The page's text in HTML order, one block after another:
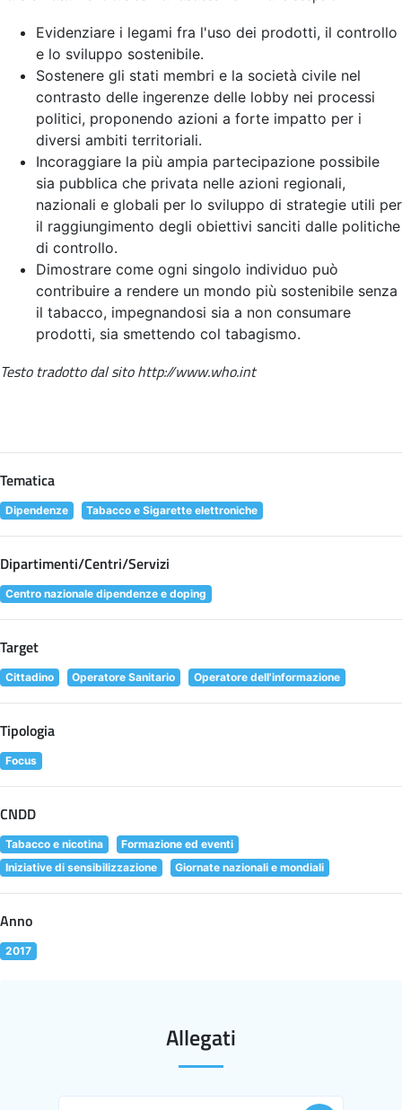
Evidenziare i legami fra l'uso dei prodotti, il controllo
e lo sviluppo sostenibile.
Sostenere gli stati membri e la società civile nel
contrasto delle ingerenze delle lobby nei processi
politici, proponendo azioni a forte impatto per i
diversi ambiti territoriali.
Incoraggiare la più ampia partecipazione possibile
sia pubblica che privata nelle azioni regionali,
nazionali e globali per lo sviluppo di strategie utili per
il raggiungimento degli obiettivi sanciti dalle politiche
di controllo.
Dimostrare come ogni singolo individuo può
contribuire a rendere un mondo più sostenibile senza
il tabacco, impegnandosi sia a non consumare
prodotti, sia smettendo col tabagismo.
Testo tradotto dal sito http://www.who.int
Tematica
Dipendenze Tabacco e Sigarette elettroniche
Dipartimenti/Centri/Servizi
Centro nazionale dipendenze e doping
Target
Cittadino Operatore Sanitario Operatore dell'informazione
Tipologia
Focus
CNDD
Tabacco e nicotina
Formazione ed eventi
Iniziative di sensibilizzazione
Giornate nazionali e mondiali
Anno
2017
Allegati